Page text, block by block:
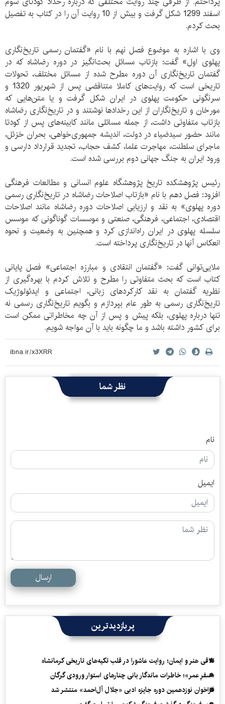
اسفند 1299 شکل گرفت و بیش از 10 روایت آن را در کتاب به تفصیل
بحث کردم.
وی با اشاره به موضوع فصل نهم با نام «گفتمان رسمی تاریخ‌نگاری
پهلوی اول» گفت: بازتاب مسائل بحث‌انگیز در دوره رضاشاه که در
گفتمان تاریخ‌نگاری آن دوره مطرح شده از مسائل مختلف، تحولات
تاریخی است که روایت‌های کاملا متناقضی پس از شهریور 1320 و
سرنگونی حکومت پهلوی در ایران شکل گرفت و یا متن‌هایی که
مورخان و تاریخ‌نگاران از این رخدادها نوشتند و در تاریخ‌نگاری رضاشاه
بازتاب متفاوتی داشت، از جمله مسائلی مانند کابینه‌های پس از کودتا
مانند حضور سیدضیاء در دولت، اندیشه جمهوری‌خواهی، بحران خزئل،
ماجرای سلطنت، مهاجرت علما، کشف حجاب، تجدید قرارداد دارسی و
ورود ایران به جنگ جهانی دوم بررسی شده است.
رئیس پژوهشکده تاریخ پژوهشگاه علوم انسانی و مطالعات فرهنگی
افزود: فصل دهم با نام «بازتاب اصلاحات رضاشاه در تاریخ‌نگاری رسمی
دوره پهلوی» به نقد و ارزیابی اصلاحات دوره رضاشاه مانند اصلاحات
اقتصادی، اجتماعی، فرهنگی، صنعتی و موسسات گوناگونی که موسس
سلسله پهلوی در ایران راه‌اندازی کرد و همچنین به وضعیت و نحوه
انعکاس آنها در تاریخ‌نگاری پرداخته است.
ملایی‌توانی گفت: «گفتمان انتقادی و مبارزه اجتماعی» فصل پایانی
کتاب است که بحث متفاوتی را مطرح و تلاش کردم با بهره‌گیری از
نظریه گفتمان به نقد کارکردهای زبانی، اجتماعی و ایدئولوژیک
تاریخ‌نگاری رسمی به طور عام بپردازم و بگویم تاریخ‌نگاری رسمی نه
تنها درباره پهلوی، بلکه پیش و پس از آن چه مخاطراتی ممکن است
برای کشور داشته باشد و ما چگونه باید با آن مواجه شویم.
نظر شما
نام
ایمیل
ارسال
پربازدیدترین
تلاقی هنر و ایمان؛ روایت عاشورا در قلب تکیه‌های تاریخی کرمانشاه
«سفرِ عمر»؛ خاطرات ماندگار بانی چنارهای استوار ورودی گرگان
فراخوان نوزدهمین دوره جایزه ادبی «جلال آل‌احمد» منتشر شد